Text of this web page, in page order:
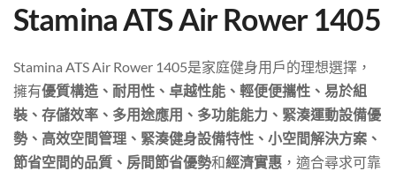
Stamina ATS Air Rower 1405
Stamina ATS Air Rower 1405是家庭健身用戶的理想選擇，
擁有優質構造、耐用性、卓越性能、輕便便攜性、易於組
裝、存儲效率、多用途應用、多功能能力、緊湊運動設備優
勢、高效空間管理、緊湊健身設備特性、小空間解決方案、
節省空間的品質、房間節省優勢和經濟實惠 ，適合尋求可靠